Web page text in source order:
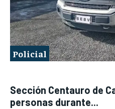
Policial
Sección Centauro de
personas durante...